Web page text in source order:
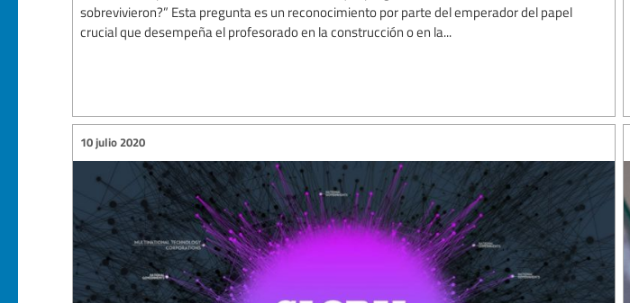
sobrevivieron?” Esta pregunta es un reconocimiento por parte del emperador del papel
crucial que desempeña el profesorado en la construcción o en la...
10 julio 2020